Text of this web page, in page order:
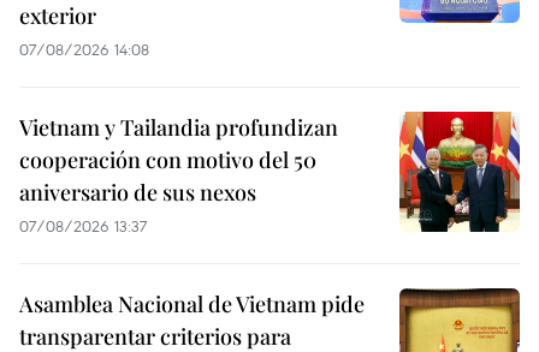
exterior
07/08/2026 14:08
Vietnam y Tailandia profundizan
cooperación con motivo del 50
aniversario de sus nexos
07/08/2026 13:37
Asamblea Nacional de Vietnam pide
transparentar criterios para